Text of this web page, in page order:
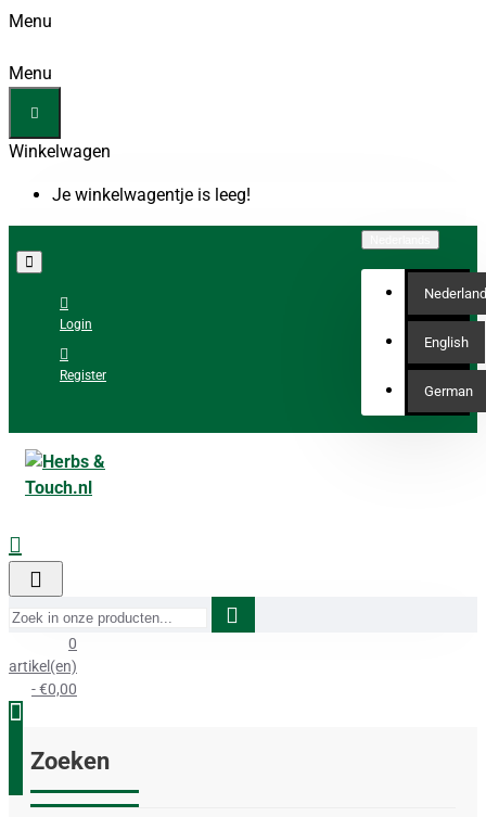
Menu
Menu
Winkelwagen
Je winkelwagentje is leeg!
Login
Register
English
German
in
producten...
0
artikel(en)
- €0,00
Zoeken